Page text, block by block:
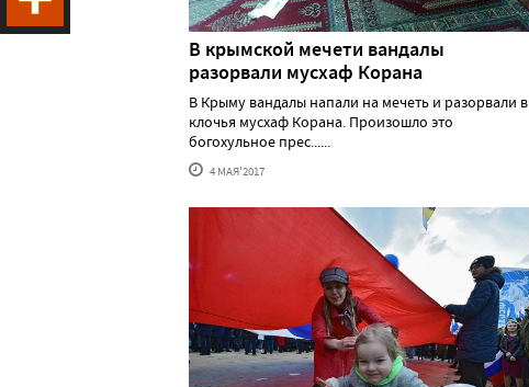
В крымской мечети вандалы
разорвали мусхаф Корана
В Крыму вандалы напали на мечеть и разорвали в
клочья мусхаф Корана. Произошло это
богохульное прес......
4 МАЯ'2017